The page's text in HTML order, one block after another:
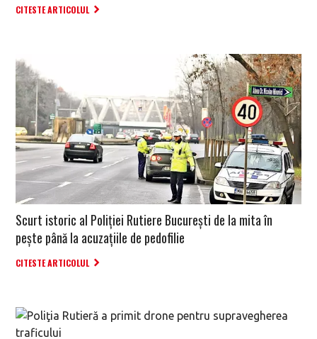
CITESTE ARTICOLUL
Scurt istoric al Poliției Rutiere București de la mita în
pește până la acuzațiile de pedofilie
CITESTE ARTICOLUL